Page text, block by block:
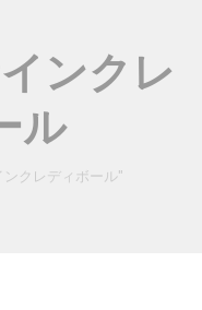
ンクレ
ル
クレディボール"